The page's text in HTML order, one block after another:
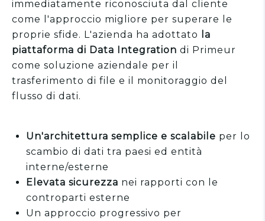
immediatamente riconosciuta dal cliente
come l'approccio migliore per superare le
proprie sfide. L'azienda ha adottato
la
piattaforma di Data Integration di Primeur
come soluzione aziendale per il
trasferimento di file e il monitoraggio del
flusso di dati.
Un'architettura semplice e scalabile per lo
scambio di dati tra paesi ed entità
interne/esterne
Elevata sicurezza nei rapporti con le
controparti esterne
Un approccio progressivo per